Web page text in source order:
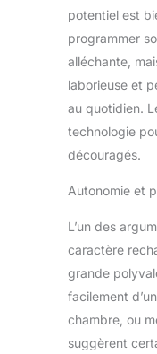
potentiel est
programmer
alléchante,
laborieuse et
au quotidien.
technologie
découragés.
Autonomie et
L’un des
caractère
grande
facilement
chambre, ou
suggèrent